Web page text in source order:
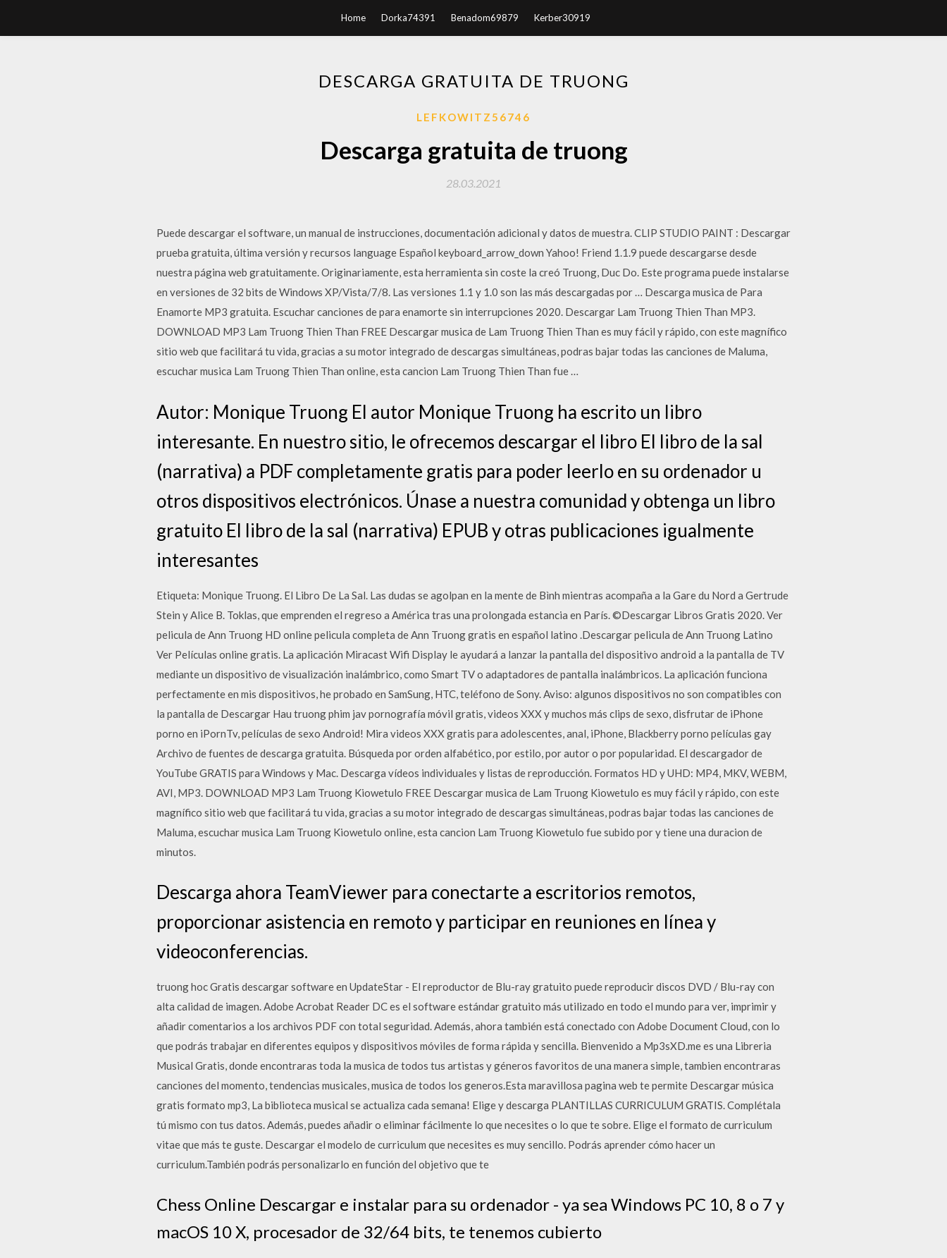
Home Dorka74391 Benadom69879 Kerber30919
DESCARGA GRATUITA DE TRUONG
LEFKOWITZ56746
Descarga gratuita de truong
28.03.2021
Puede descargar el software, un manual de instrucciones, documentación adicional y datos de muestra. CLIP STUDIO PAINT : Descargar
prueba gratuita, última versión y recursos language Español keyboard_arrow_down Yahoo! Friend 1.1.9 puede descargarse desde
nuestra página web gratuitamente. Originariamente, esta herramienta sin coste la creó Truong, Duc Do. Este programa puede instalarse
en versiones de 32 bits de Windows XP/Vista/7/8. Las versiones 1.1 y 1.0 son las más descargadas por … Descarga musica de Para
Enamorte MP3 gratuita. Escuchar canciones de para enamorte sin interrupciones 2020. Descargar Lam Truong Thien Than MP3.
DOWNLOAD MP3 Lam Truong Thien Than FREE Descargar musica de Lam Truong Thien Than es muy fácil y rápido, con este magnífico
sitio web que facilitará tu vida, gracias a su motor integrado de descargas simultáneas, podras bajar todas las canciones de Maluma,
escuchar musica Lam Truong Thien Than online, esta cancion Lam Truong Thien Than fue …
Autor: Monique Truong El autor Monique Truong ha escrito un libro
interesante. En nuestro sitio, le ofrecemos descargar el libro El libro de la sal
(narrativa) a PDF completamente gratis para poder leerlo en su ordenador u
otros dispositivos electrónicos. Únase a nuestra comunidad y obtenga un libro
gratuito El libro de la sal (narrativa) EPUB y otras publicaciones igualmente
interesantes
Etiqueta: Monique Truong. El Libro De La Sal. Las dudas se agolpan en la mente de Bình mientras acompaña a la Gare du Nord a Gertrude
Stein y Alice B. Toklas, que emprenden el regreso a América tras una prolongada estancia en París. ©Descargar Libros Gratis 2020. Ver
pelicula de Ann Truong HD online pelicula completa de Ann Truong gratis en español latino .Descargar pelicula de Ann Truong Latino
Ver Películas online gratis. La aplicación Miracast Wifi Display le ayudará a lanzar la pantalla del dispositivo android a la pantalla de TV
mediante un dispositivo de visualización inalámbrico, como Smart TV o adaptadores de pantalla inalámbricos. La aplicación funciona
perfectamente en mis dispositivos, he probado en SamSung, HTC, teléfono de Sony. Aviso: algunos dispositivos no son compatibles con
la pantalla de Descargar Hau truong phim jav pornografía móvil gratis, videos XXX y muchos más clips de sexo, disfrutar de iPhone
porno en iPornTv, películas de sexo Android! Mira videos XXX gratis para adolescentes, anal, iPhone, Blackberry porno películas gay
Archivo de fuentes de descarga gratuita. Búsqueda por orden alfabético, por estilo, por autor o por popularidad. El descargador de
YouTube GRATIS para Windows y Mac. Descarga vídeos individuales y listas de reproducción. Formatos HD y UHD: MP4, MKV, WEBM,
AVI, MP3. DOWNLOAD MP3 Lam Truong Kiowetulo FREE Descargar musica de Lam Truong Kiowetulo es muy fácil y rápido, con este
magnífico sitio web que facilitará tu vida, gracias a su motor integrado de descargas simultáneas, podras bajar todas las canciones de
Maluma, escuchar musica Lam Truong Kiowetulo online, esta cancion Lam Truong Kiowetulo fue subido por y tiene una duracion de
minutos.
Descarga ahora TeamViewer para conectarte a escritorios remotos,
proporcionar asistencia en remoto y participar en reuniones en línea y
videoconferencias.
truong hoc Gratis descargar software en UpdateStar - El reproductor de Blu-ray gratuito puede reproducir discos DVD / Blu-ray con
alta calidad de imagen. Adobe Acrobat Reader DC es el software estándar gratuito más utilizado en todo el mundo para ver, imprimir y
añadir comentarios a los archivos PDF con total seguridad. Además, ahora también está conectado con Adobe Document Cloud, con lo
que podrás trabajar en diferentes equipos y dispositivos móviles de forma rápida y sencilla. Bienvenido a Mp3sXD.me es una Libreria
Musical Gratis, donde encontraras toda la musica de todos tus artistas y géneros favoritos de una manera simple, tambien encontraras
canciones del momento, tendencias musicales, musica de todos los generos.Esta maravillosa pagina web te permite Descargar música
gratis formato mp3, La biblioteca musical se actualiza cada semana! Elige y descarga PLANTILLAS CURRICULUM GRATIS. Complétala
tú mismo con tus datos. Además, puedes añadir o eliminar fácilmente lo que necesites o lo que te sobre. Elige el formato de curriculum
vitae que más te guste. Descargar el modelo de curriculum que necesites es muy sencillo. Podrás aprender cómo hacer un
curriculum.También podrás personalizarlo en función del objetivo que te
Chess Online Descargar e instalar para su ordenador - ya sea Windows PC 10, 8 o 7 y
macOS 10 X, procesador de 32/64 bits, te tenemos cubierto